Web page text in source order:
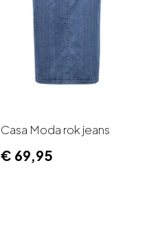
Casa Moda rok jeans
€ 69,95